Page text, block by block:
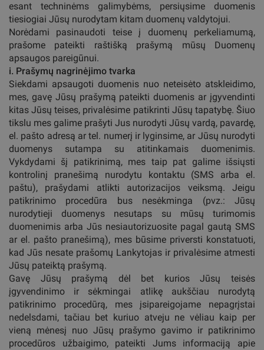
esant techninėms galimybėms, persiųsime duomenis
tiesiogiai Jūsų nurodytam kitam duomenų valdytojui.
Norėdami pasinaudoti teise į duomenų perkeliamumą,
prašome pateikti raštišką prašymą mūsų Duomenų
apsaugos pareigūnui.
i. Prašymų nagrinėjimo tvarka
Siekdami apsaugoti duomenis nuo neteisėto atskleidimo,
mes, gavę Jūsų prašymą pateikti duomenis ar įgyvendinti
kitas Jūsų teises, privalėsime patikrinti Jūsų tapatybę. Šiuo
tikslu mes galime prašyti Jus nurodyti Jūsų vardą, pavardę,
el. pašto adresą ar tel. numerį ir lyginsime, ar Jūsų nurodyti
duomenys sutampa su atitinkamais duomenimis.
Vykdydami šį patikrinimą, mes taip pat galime išsiųsti
kontrolinį pranešimą nurodytu kontaktu (SMS arba el.
paštu), prašydami atlikti autorizacijos veiksmą. Jeigu
patikrinimo procedūra bus nesėkminga (pvz.: Jūsų
nurodytieji duomenys nesutaps su mūsų turimomis
duomenimis arba Jūs nesiautorizuosite pagal gautą SMS
ar el. pašto pranešimą), mes būsime priversti konstatuoti,
kad Jūs nesate prašomų Lankytojas ir privalėsime atmesti
Jūsų pateiktą prašymą.
Gavę Jūsų prašymą dėl bet kurios Jūsų teisės
įgyvendinimo ir sėkmingai atlikę aukščiau nurodytą
patikrinimo procedūrą, mes įsipareigojame nepagrįstai
nedelsdami, tačiau bet kuriuo atveju ne vėliau kaip per
vieną mėnesį nuo Jūsų prašymo gavimo ir patikrinimo
procedūros užbaigimo, pateikti Jums informaciją apie